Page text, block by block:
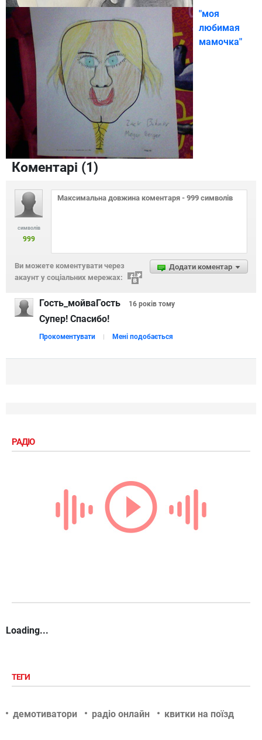
"моя
любимая
мамочка"
Коментарі (1)
символів
999
Додати коментар
Ви можете коментувати через
акаунт у соціальних мережах:
Гость_мойваГость 16 років тому
Супер! Спасибо!
Прокоментувати Мені подобається
РАДІО
Loading...
ТЕГИ
демотиватори радіо онлайн квитки на поїзд